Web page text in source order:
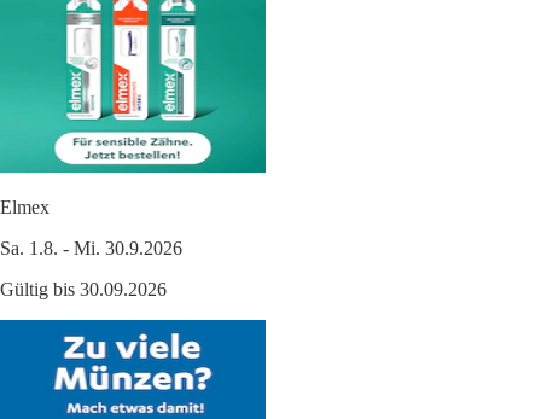
Elmex
Sa. 1.8. - Mi. 30.9.2026
Gültig bis 30.09.2026